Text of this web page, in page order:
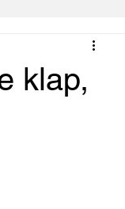
klap,